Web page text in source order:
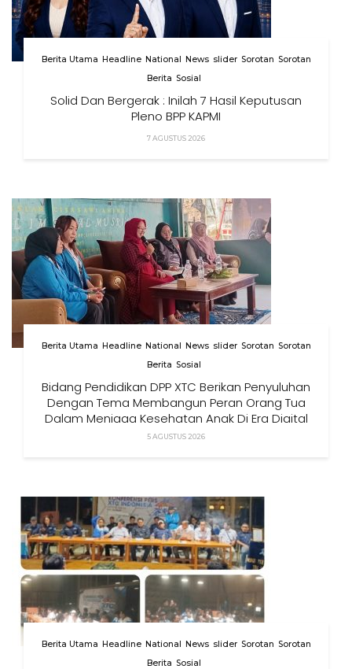
Berita Utama Headline National News slider Sorotan Sorotan
Berita Sosial
Solid Dan Bergerak : Inilah 7 Hasil Keputusan
Pleno BPP KAPMI
7 AGUSTUS 2026
Berita Utama Headline National News slider Sorotan Sorotan
Berita Sosial
Bidang Pendidikan DPP XTC Berikan Penyuluhan
Dengan Tema Membangun Peran Orang Tua
Dalam Menjaga Kesehatan Anak Di Era Digital
5 AGUSTUS 2026
Berita Utama Headline National News slider Sorotan Sorotan
Berita Sosial